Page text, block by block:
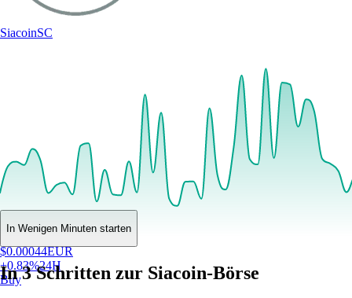
SiacoinSC
$0.00044EUR
+0.83%24H
Buy
In Wenigen Minuten starten
In 3 Schritten zur Siacoin-Börse